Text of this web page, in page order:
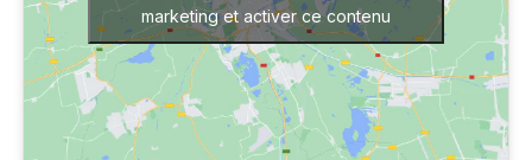
marketing et activer ce contenu